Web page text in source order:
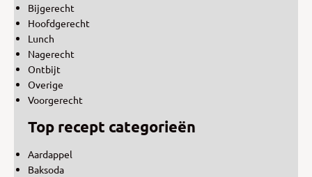
Bijgerecht
Hoofdgerecht
Lunch
Nagerecht
Ontbijt
Overige
Voorgerecht
Top recept categorieën
Aardappel
Baksoda